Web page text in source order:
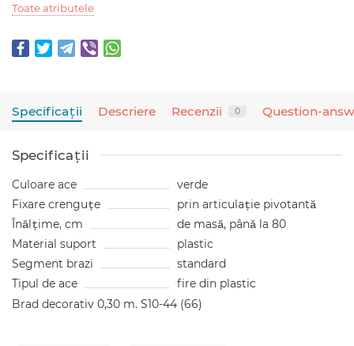
Toate atributele
Specificaţii Descriere Recenzii 0 Question-
Specificaţii
Culoare ace
verde
Fixare crenguțe
prin articulație pivotantă
Înălțime, cm
de masă, până la 80
Material suport
plastic
Segment brazi
standard
Tipul de ace
fire din plastic
Brad decorativ 0,30 m. S10-44 (66)